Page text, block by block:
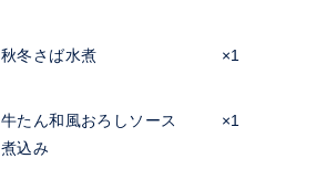
秋冬さば水煮 ×1
牛たん和風おろしソース
煮込み
×1